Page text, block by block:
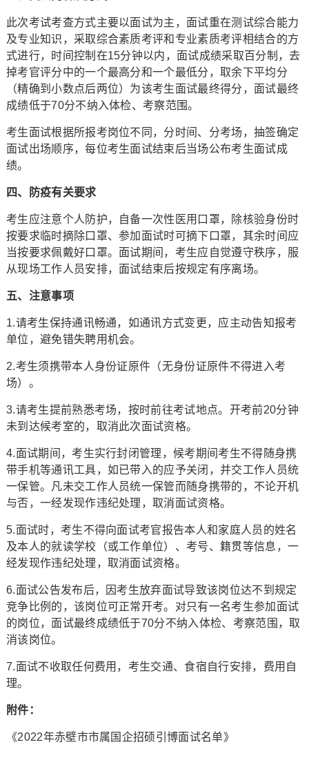
此次考试考查方式主要以面试为主，面试重在测试综合能力
及专业知识，采取综合素质考评和专业素质考评相结合的方
式进行，时间控制在15分钟以内，面试成绩采取百分制，去
掉考官评分中的一个最高分和一个最低分，取余下平均分
（精确到小数点后两位）为该考生面试最终得分，面试最终
成绩低于70分不纳入体检、考察范围。
考生面试根据所报考岗位不同，分时间、分考场，抽签确定
面试出场顺序，每位考生面试结束后当场公布考生面试成
绩。
四、防疫有关要求
考生应注意个人防护，自备一次性医用口罩，除核验身份时
按要求临时摘除口罩、参加面试时可摘下口罩，其余时间应
当按要求佩戴好口罩。面试期间，考生应自觉遵守秩序，服
从现场工作人员安排，面试结束后按规定有序离场。
五、注意事项
1.请考生保持通讯畅通，如通讯方式变更，应主动告知报考
单位，避免错失聘用机会。
2.考生须携带本人身份证原件（无身份证原件不得进入考
场）。
3.请考生提前熟悉考场，按时前往考试地点。开考前20分钟
未到达候考室的，取消此次面试资格。
4.面试期间，考生实行封闭管理，候考期间考生不得随身携
带手机等通讯工具，如已带入的应予关闭，并交工作人员统
一保管。凡未交工作人员统一保管而随身携带的，不论开机
与否，一经发现作违纪处理，取消面试资格。
5.面试时，考生不得向面试考官报告本人和家庭人员的姓名
及本人的就读学校（或工作单位）、考号、籍贯等信息，一
经发现作违纪处理，取消面试资格。
6.面试公告发布后，因考生放弃面试导致该岗位达不到规定
竞争比例的，该岗位可正常开考。对只有一名考生参加面试
的岗位，面试最终成绩低于70分不纳入体检、考察范围，取
消该岗位。
7.面试不收取任何费用，考生交通、食宿自行安排，费用自
理。
附件：
《2022年赤壁市市属国企招硕引博面试名单》